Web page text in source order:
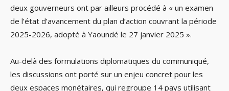
deux gouverneurs ont par ailleurs procédé à « un examen
de l’état d’avancement du plan d’action couvrant la période
2025-2026, adopté à Yaoundé le 27 janvier 2025 ».
Au-delà des formulations diplomatiques du communiqué,
les discussions ont porté sur un enjeu concret pour les
deux espaces monétaires, qui regroupe 14 pays utilisant